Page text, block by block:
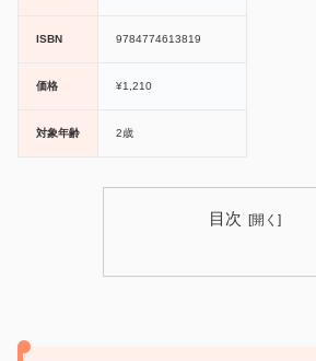
ISBN 9784774613819
価格 ¥1,210
対象年齢 2歳
目次